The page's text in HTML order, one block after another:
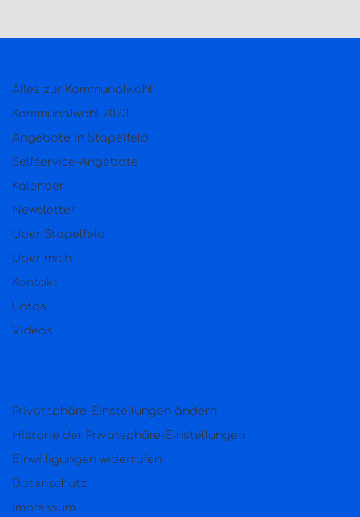
Alles zur Kommunalwahl
Kommunalwahl 2023
Angebote in Stapelfeld
Selfservice-Angebote
Kalender
Newsletter
Über Stapelfeld
Über mich
Kontakt
Fotos
Videos
Privatsphäre-Einstellungen ändern
Historie der Privatsphäre-Einstellungen
Einwilligungen widerrufen
Datenschutz
Impressum